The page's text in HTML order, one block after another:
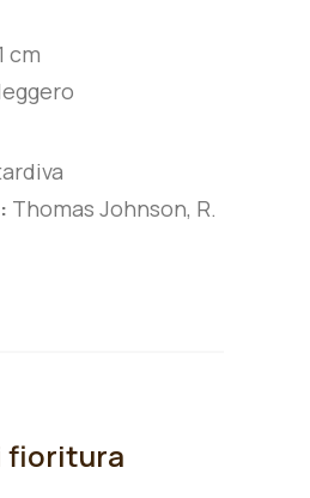
cm
Thomas Johnson, R.
fioritura